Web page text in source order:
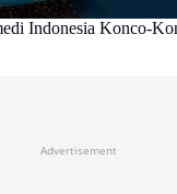
Indonesia Konco-
Advertisement